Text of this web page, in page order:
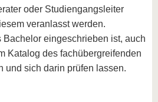
oder Studiengangsleiter
veranlasst werden.
Bachelor eingeschrieben ist, auch
Katalog des fachübergreifenden
und sich darin prüfen lassen.